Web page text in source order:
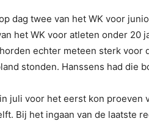
dag twee van het WK voor
het WK voor atleten onder 20
echter meteen sterk voor
stonden. Hanssens had die
juli voor het eerst kon proeven
Bij het ingaan van de laatste